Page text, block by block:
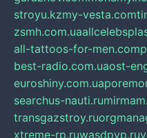
stroyu.kzmy-vesta.com
zsmh.com.ua
all-tattoos-for-men.com
best-radio.com.uaost-
euroshiny.com.ua
searchus-nauti.ru
transgazstroy.ru
xtreme-rp.ruwasdpvp.ru